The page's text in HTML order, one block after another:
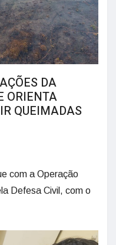
DA
ORIENTA
QUEIMADAS
com a Operação
Defesa Civil, com o